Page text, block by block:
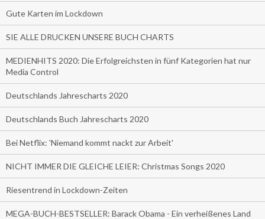
Gute Karten im Lockdown
SIE ALLE DRUCKEN UNSERE BUCH CHARTS
MEDIENHITS 2020: Die Erfolgreichsten in fünf Kategorien hat nur
Media Control
Deutschlands Jahrescharts 2020
Deutschlands Buch Jahrescharts 2020
Bei Netflix: 'Niemand kommt nackt zur Arbeit'
NICHT IMMER DIE GLEICHE LEIER: Christmas Songs 2020
Riesentrend in Lockdown-Zeiten
MEGA-BUCH-BESTSELLER: Barack Obama - Ein verheißenes Land